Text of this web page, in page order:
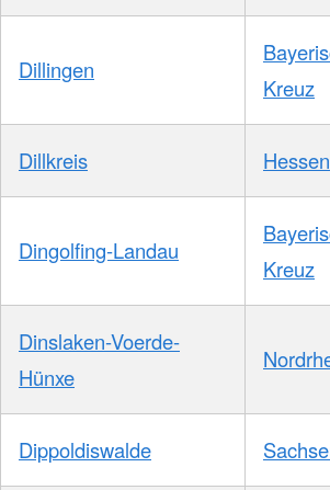
Dillingen
Kreuz
Dillkreis Hessen
Dingolfing-Landau
Kreuz
Dinslaken-Voerde-
Hünxe
Dippoldiswalde